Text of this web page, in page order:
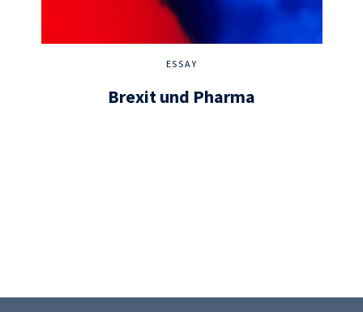
ESSAY
Brexit und Pharma